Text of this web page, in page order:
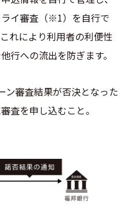
イ審査 （※1） を自行で
れにより利用者の利便性
行への流出を防ぎます。
審査結果が否決となった
査を申し込むこと。